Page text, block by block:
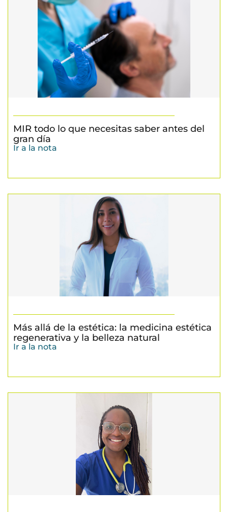
MIR todo lo que necesitas saber antes del
gran día
Ir a la nota
Más allá de la estética: la medicina estética
regenerativa y la belleza natural
Ir a la nota